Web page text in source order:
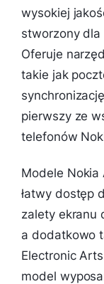
wysokiej
stworzony
Oferuje
takie jak
pierwszy ze
telefonów
Modele
łatwy dostęp
zalety ekranu
a dodatkowo
Electronic
model